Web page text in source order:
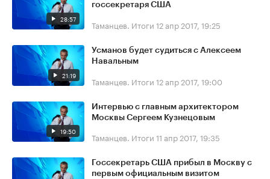
28:57
госсекретаря США
Таманцев. Итоги 12 апр 2017, 19:25
21:19
Усманов будет судиться с Алексеем
Навальным
Таманцев. Итоги 12 апр 2017, 19:00
19:50
Интервью с главным архитектором
Москвы Сергеем Кузнецовым
Таманцев. Итоги 11 апр 2017, 19:35
Госсекретарь США прибыл в Москву с
первым официальным визитом